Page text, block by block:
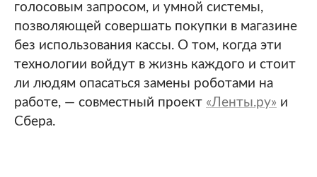
голосовым запросом, и умной системы,
позволяющей совершать покупки в магазине
без использования кассы. О том, когда эти
технологии войдут в жизнь каждого и стоит
ли людям опасаться замены роботами на
работе, — совместный проект «Ленты.ру» и
Сбера.